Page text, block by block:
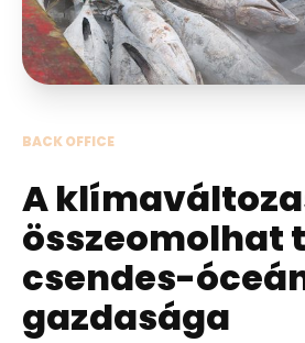
BACK OFFICE
A
összeomolhat
csendes-
gazdasága